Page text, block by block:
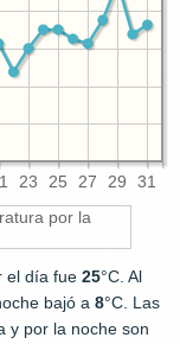
23 25 27 29 31
por la
el día fue 25°C. Al
bajó a 8°C. Las
y por la noche son